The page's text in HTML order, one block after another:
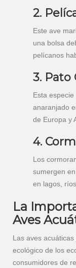
2.
Este ave
una bolsa
pelícanos
3. Pato
Esta
anaranjado
de Europa y
4.
Los
sumergen
en lagos,
La
Aves
Las aves
ecológico de los
consumidores de